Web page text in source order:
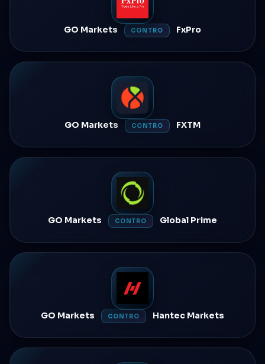
GO Markets CONTRO FxPro
GO Markets CONTRO FXTM
GO Markets CONTRO Global Prime
GO Markets CONTRO Hantec Markets